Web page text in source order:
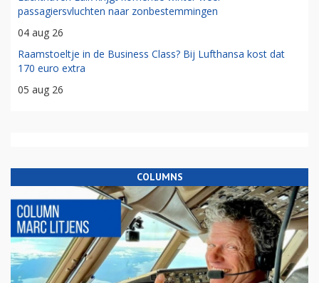
passagiersvluchten naar zonbestemmingen
04 aug 26
Raamstoeltje in de Business Class? Bij Lufthansa kost dat
170 euro extra
05 aug 26
COLUMNS